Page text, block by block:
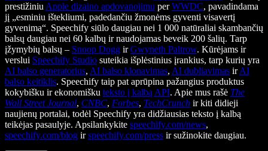
prestižiniu Apple dizaino apdovanojimu perWWDC, pavadindama
jį „esminiu ištekliumi, padedančiu žmonėms gyventi visavertį
gyvenimą“. Speechify siūlo daugiau nei 1 000 natūraliai skambančių
balsų daugiau nei 60 kalbų ir naudojamas beveik 200 šalių. Tarp
įžymybių balsų – Snoop Dogg irGwyneth Paltrow. Kūrėjams ir
verslui Speechify Studio suteikia išplėstinius įrankius, tarp kurių yra
AI balso generatorius, AI balso klonavimas, AI dubliavimas irAI
balso keitiklis. Speechify taip pat aprūpina pažangius produktus
kokybišku ir ekonomišku teksto į kalbą API. Apie mus rašė The
Wall Street Journal, CNBC, Forbes, TechCrunch ir kiti didieji
naujienų portalai, todėl Speechify yra didžiausias teksto į kalbą
teikėjas pasaulyje. Apsilankykite speechify.com/news,
speechify.com/blog irspeechify.com/press ir sužinokite daugiau.